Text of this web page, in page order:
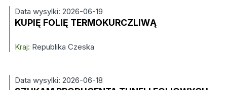
Data wysylki: 2026-06-19
KUPIĘ FOLIĘ TERMOKURCZLIWĄ
Kraj: Republika Czeska
Data wysylki: 2026-06-18